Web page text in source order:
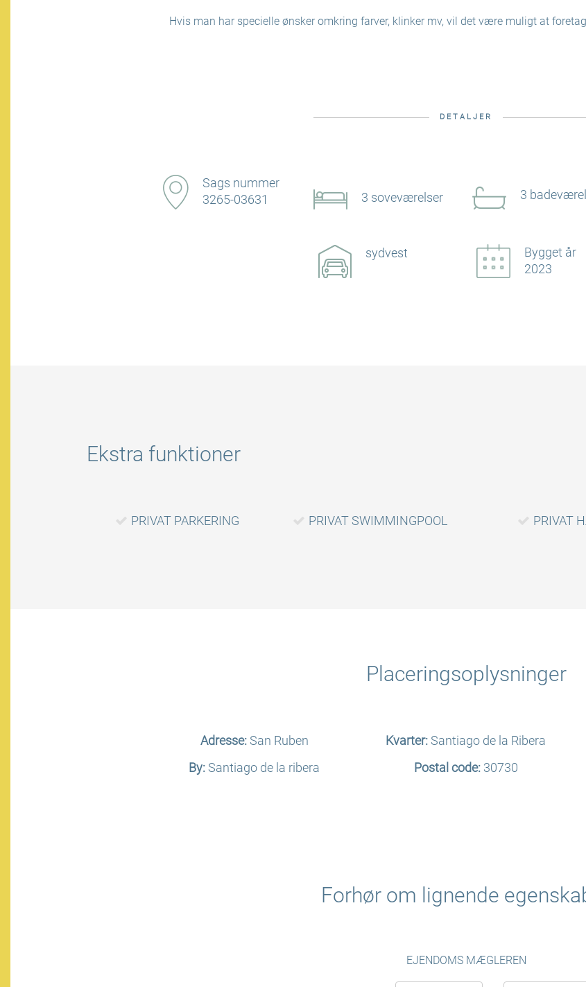
Hvis man har specielle ønsker omkring farver, klinker mv, vil det være muligt at
DETALJER
Sags nummer
3265-03631
3 soveværelser 3
sydvest
Bygget år
2023
Ekstra funktioner
PRIVAT PARKERING PRIVAT SWIMMINGPOOL PRIVAT
Placeringsoplysninger
Adresse:San Ruben
By: Santiago de la ribera
Kvarter: Santiago de la Ribera
Postal code:30730
Forhør om lignende
EJENDOMS MÆGLEREN